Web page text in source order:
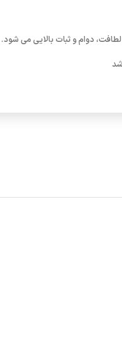
دوام و ثبات بالایی می شود.